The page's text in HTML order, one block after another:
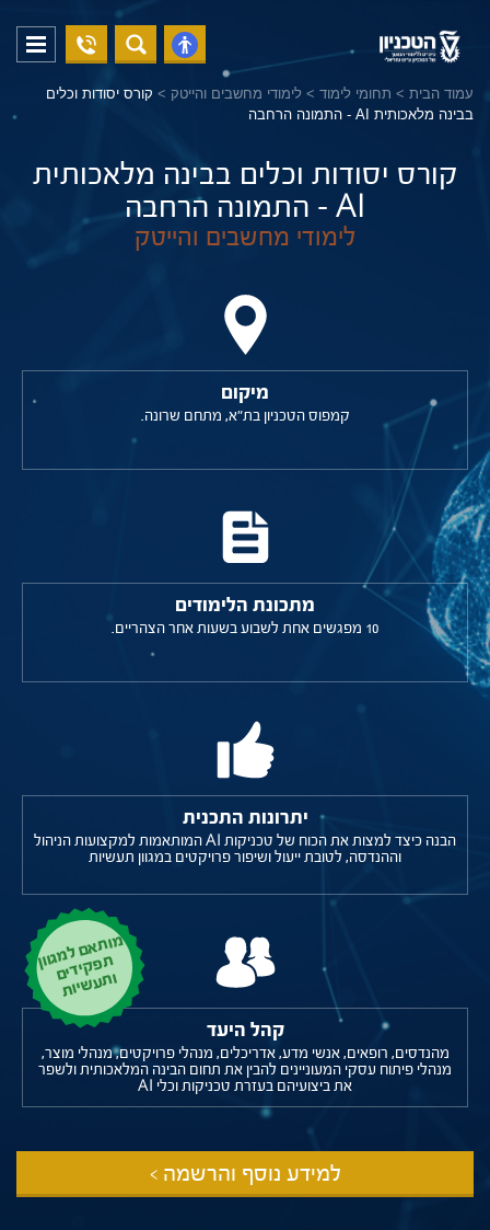
פתח
נגישות
04-
8294228
פתח
עמוד הבית > תחומי לימוד > לימודי מחשבים והייטק > קורס יסודות וכלים
בבינה מלאכותית AI - התמונה הרחבה
קורס יסודות וכלים בבינה מלאכותית
AI - התמונה הרחבה
לימודי מחשבים והייטק
מיקום
קמפוס הטכניון בת"א, מתחם שרונה.
מתכונת הלימודים
10 מפגשים אחת לשבוע בשעות אחר הצהריים.
יתרונות התכנית
הבנה כיצד למצות את הכוח של טכניקות AI המותאמות למקצועות הניהול
וההנדסה, לטובת ייעול ושיפור פרויקטים במגוון תעשיות
מ
ות
א
ם
למ
גוון ת
פ
ק
יד
ים
ות
ע
ש
יות
קהל היעד
מהנדסים, רופאים, אנשי מדע, אדריכלים, מנהלי פרויקטים, מנהלי מוצר,
מנהלי פיתוח עסקי המעוניינים להבין את תחום הבינה המלאכותית ולשפר
את ביצועיהם בעזרת טכניקות וכלי AI
למידע נוסף והרשמה >